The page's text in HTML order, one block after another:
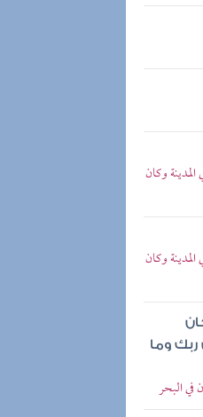
وكان
وكان
ربك وما
في البحر